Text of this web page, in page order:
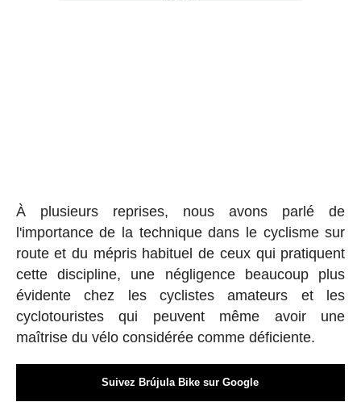
À plusieurs reprises, nous avons parlé de
l'importance de la technique dans le cyclisme sur
route et du mépris habituel de ceux qui pratiquent
cette discipline, une négligence beaucoup plus
évidente chez les cyclistes amateurs et les
cyclotouristes qui peuvent même avoir une
maîtrise du vélo considérée comme déficiente.
Suivez Brújula Bike sur Google